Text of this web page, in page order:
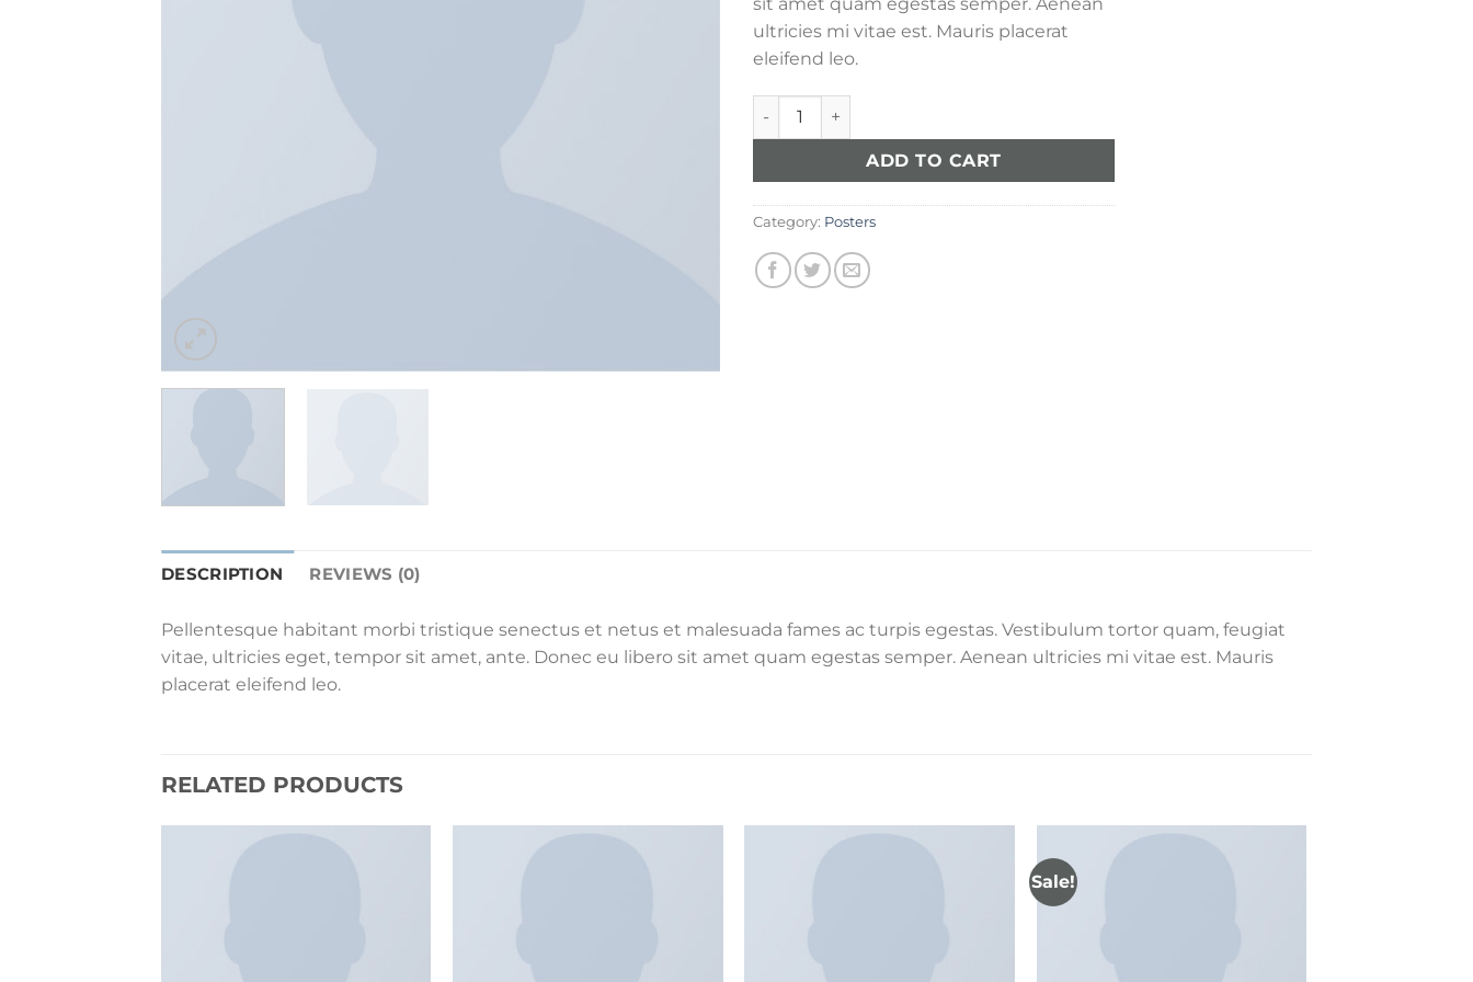
ultricies mi vitae est. Mauris placerat
eleifend leo.
Ship Your Idea quantity
ADD TO CART
Category: Posters
DESCRIPTION REVIEWS (0)
Pellentesque habitant morbi tristique senectus et netus et malesuada fames ac turpis egestas. Vestibulum tortor quam, feugiat
vitae, ultricies eget, tempor sit amet, ante. Donec eu libero sit amet quam egestas semper. Aenean ultricies mi vitae est. Mauris
placerat eleifend leo.
RELATED PRODUCTS
Sale!